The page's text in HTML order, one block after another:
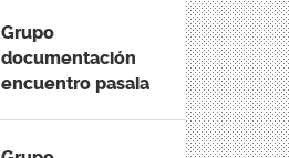
Grupo
documentación
encuentro pasaia